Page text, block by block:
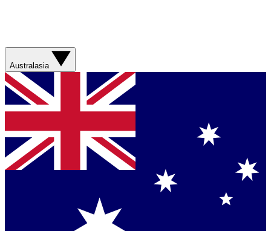
Australasia